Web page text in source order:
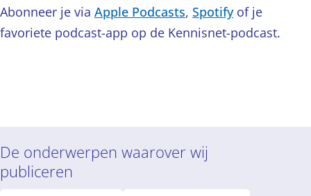
Abonneer je via Apple Podcasts, Spotifyof je
favoriete podcast-app op de Kennisnet-podcast.
De onderwerpen waarover wij
publiceren